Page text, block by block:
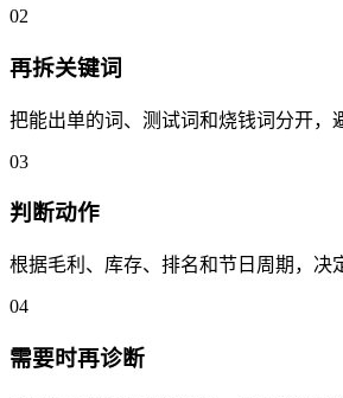
02
再拆关键词
把能出单的词、测试词和烧钱词分开，
03
判断动作
根据毛利、库存、排名和节日周期，决
04
需要时再诊断